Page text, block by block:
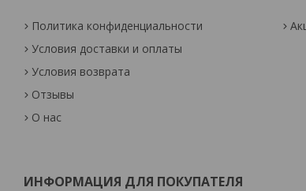
Политика конфиденциальности
Условия доставки и оплаты
Условия возврата
Отзывы
О нас
ИНФОРМАЦИЯ ДЛЯ ПОКУПАТЕЛЯ